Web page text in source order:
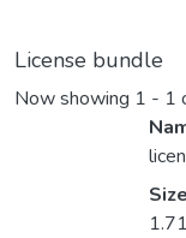
License bundle
Now showing 1 - 1